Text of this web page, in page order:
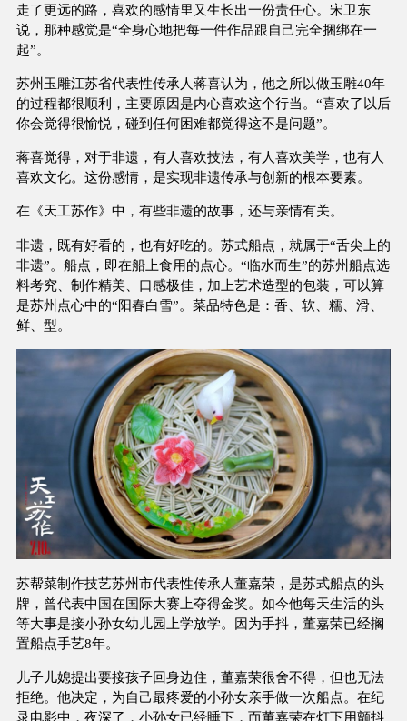
走了更远的路，喜欢的感情里又生长出一份责任心。宋卫东
说，那种感觉是“全身心地把每一件作品跟自己完全捆绑在一
起”。
苏州玉雕江苏省代表性传承人蒋喜认为，他之所以做玉雕40年
的过程都很顺利，主要原因是内心喜欢这个行当。“喜欢了以后
你会觉得很愉悦，碰到任何困难都觉得这不是问题”。
蒋喜觉得，对于非遗，有人喜欢技法，有人喜欢美学，也有人
喜欢文化。这份感情，是实现非遗传承与创新的根本要素。
在《天工苏作》中，有些非遗的故事，还与亲情有关。
非遗，既有好看的，也有好吃的。苏式船点，就属于“舌尖上的
非遗”。船点，即在船上食用的点心。“临水而生”的苏州船点选
料考究、制作精美、口感极佳，加上艺术造型的包装，可以算
是苏州点心中的“阳春白雪”。菜品特色是：香、软、糯、滑、
鲜、型。
苏帮菜制作技艺苏州市代表性传承人董嘉荣，是苏式船点的头
牌，曾代表中国在国际大赛上夺得金奖。如今他每天生活的头
等大事是接小孙女幼儿园上学放学。因为手抖，董嘉荣已经搁
置船点手艺8年。
儿子儿媳提出要接孩子回身边住，董嘉荣很舍不得，但也无法
拒绝。他决定，为自己最疼爱的小孙女亲手做一次船点。在纪
录电影中，夜深了，小孙女已经睡下，而董嘉荣在灯下用颤抖